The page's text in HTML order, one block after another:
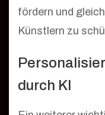
fördern und
Künstlern zu
durch KI